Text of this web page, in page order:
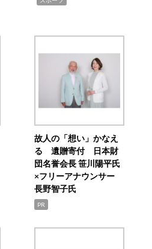
故人の「想い」かなえ
る 遺贈寄付 日本財
団名誉会長 笹川陽平氏
×フリーアナウンサー
長野智子氏
PR